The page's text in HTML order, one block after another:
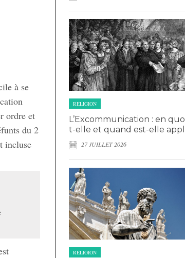
à se
ordre et
du 2
incluse
RELIGION
L’Excommunication : en
t-elle et quand est-elle
27 JUILLET 2026
RELIGION